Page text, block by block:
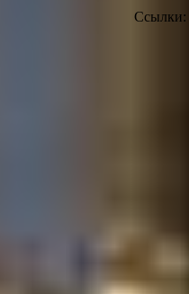
Ссылки: